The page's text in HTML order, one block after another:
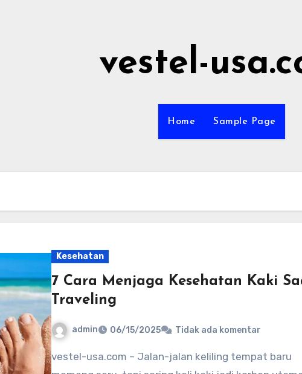
vestel-
Home Sample Page
Kesehatan
7 Cara Menjaga Kesehatan Kaki
Traveling
admin 06/15/2025 Tidak ada komentar
vestel-usa.com – Jalan-jalan keliling tempat baru